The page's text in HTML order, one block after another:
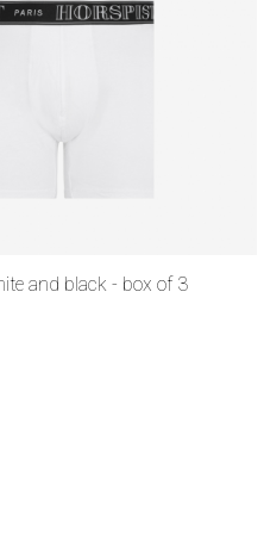
and black - box of 3